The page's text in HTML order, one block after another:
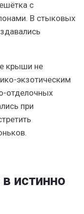
с
В стыковых
крыши не
экзотическим
отделочных
при
истинно